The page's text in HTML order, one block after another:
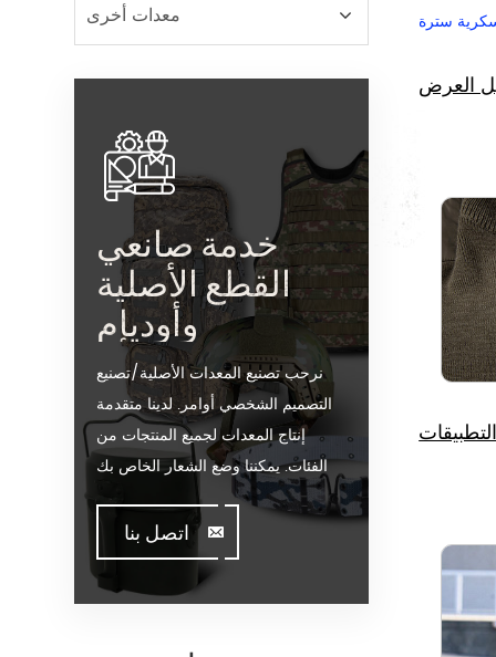
سترة
العرض
معدات أخرى
خدمة صانعي
القطع الأصلية
وأوديإم
نرحب تصنيع المعدات الأصلية/تصنيع
التصميم الشخصي أوامر. لدينا متقدمة
إنتاج المعدات لجميع المنتجات من
الفئات. يمكننا وضع الشعار الخاص بك
على موقعنا على الساخن بيع نموذج أو
تساعدك على إنتاج أوامر عندما تقابل
toughissues. ونحن مساعدة قيمة
العملاء لتصميم وتطوير منتجاتها من
اتصل بنا